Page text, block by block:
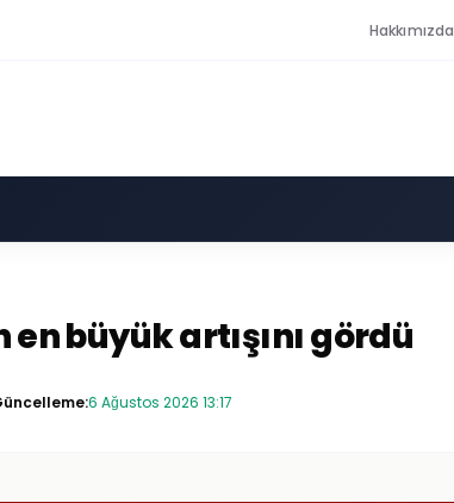
Hakkımızda
büyük artışını gördü
6 Ağustos 2026 13:17